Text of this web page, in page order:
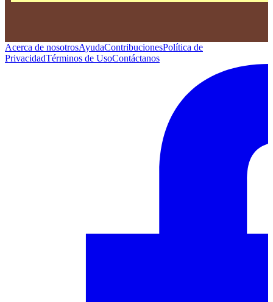
Acerca de nosotrosAyudaContribucionesPolítica de
PrivacidadTérminos de UsoContáctanos